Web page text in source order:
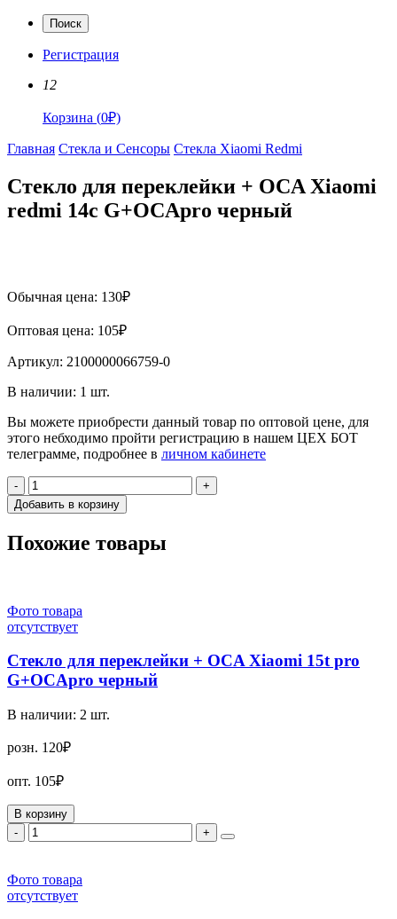
Поиск
Регистрация
12
Корзина (0₽)
Главная Стекла и Сенсоры Стекла Xiaomi Redmi
Стекло для переклейки + OCA Xiaomi
redmi 14c G+OCApro черный
Обычная цена: 130₽
Оптовая цена: 105₽
Артикул: 2100000066759-0
В наличии: 1 шт.
Вы можете приобрести данный товар по оптовой цене, для
этого небходимо пройти регистрацию в нашем ЦЕХ БОТ
телеграмме, подробнее в личном кабинете
-
+
Добавить в корзину
Похожие товары
Фото товара
отсутствует
Стекло для переклейки + OCA Xiaomi 15t pro
G+OCApro черный
В наличии: 2 шт.
розн. 120₽
опт. 105₽
В корзину
-
+
Фото товара
отсутствует